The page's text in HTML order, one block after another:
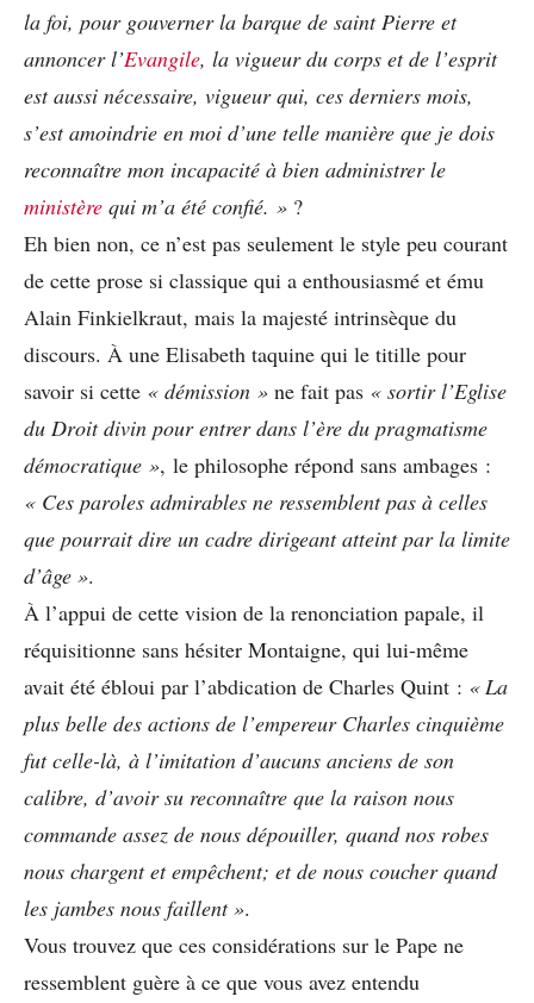
la foi, pour gouverner la barque de saint Pierre et
annoncer l’Evangile, la vigueur du corps et de l’esprit
est aussi nécessaire, vigueur qui, ces derniers mois,
s’est amoindrie en moi d’une telle manière que je dois
reconnaître mon incapacité à bien administrer le
ministère qui m’a été confié. » ?
Eh bien non, ce n’est pas seulement le style peu courant
de cette prose si classique qui a enthousiasmé et ému
Alain Finkielkraut, mais la majesté intrinsèque du
discours. À une Elisabeth taquine qui le titille pour
savoir si cette « démission » ne fait pas « sortir l’Eglise
du Droit divin pour entrer dans l’ère du pragmatisme
démocratique », le philosophe répond sans ambages :
« Ces paroles admirables ne ressemblent pas à celles
que pourrait dire un cadre dirigeant atteint par la limite
d’âge ».
À l’appui de cette vision de la renonciation papale, il
réquisitionne sans hésiter Montaigne, qui lui-même
avait été ébloui par l’abdication de Charles Quint : « La
plus belle des actions de l’empereur Charles cinquième
fut celle-là, à l’imitation d’aucuns anciens de son
calibre, d’avoir su reconnaître que la raison nous
commande assez de nous dépouiller, quand nos robes
nous chargent et empêchent; et de nous coucher quand
les jambes nous faillent ».
Vous trouvez que ces considérations sur le Pape ne
ressemblent guère à ce que vous avez entendu